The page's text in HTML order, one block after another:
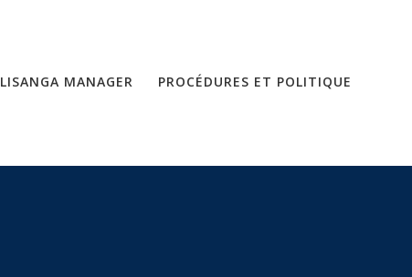
LISANGA MANAGER PROCÉDURES ET POLITIQUE